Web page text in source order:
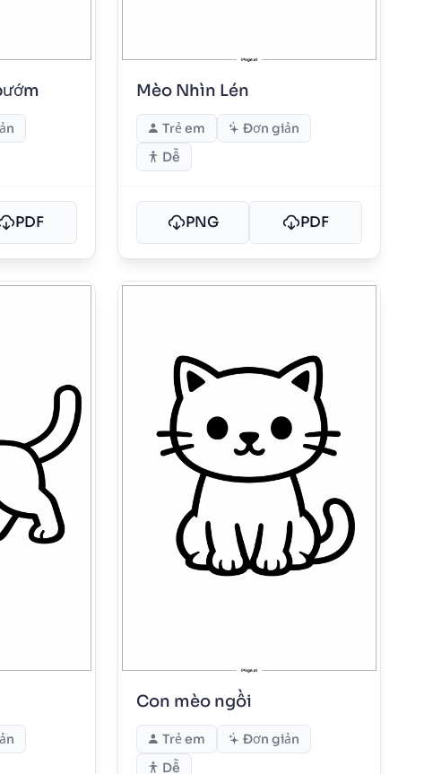
PDF
Mèo Nhìn Lén
Trẻ em
Đơn giản
Dễ
PNG PDF
Con mèo ngồi
Trẻ em
Đơn giản
Dễ